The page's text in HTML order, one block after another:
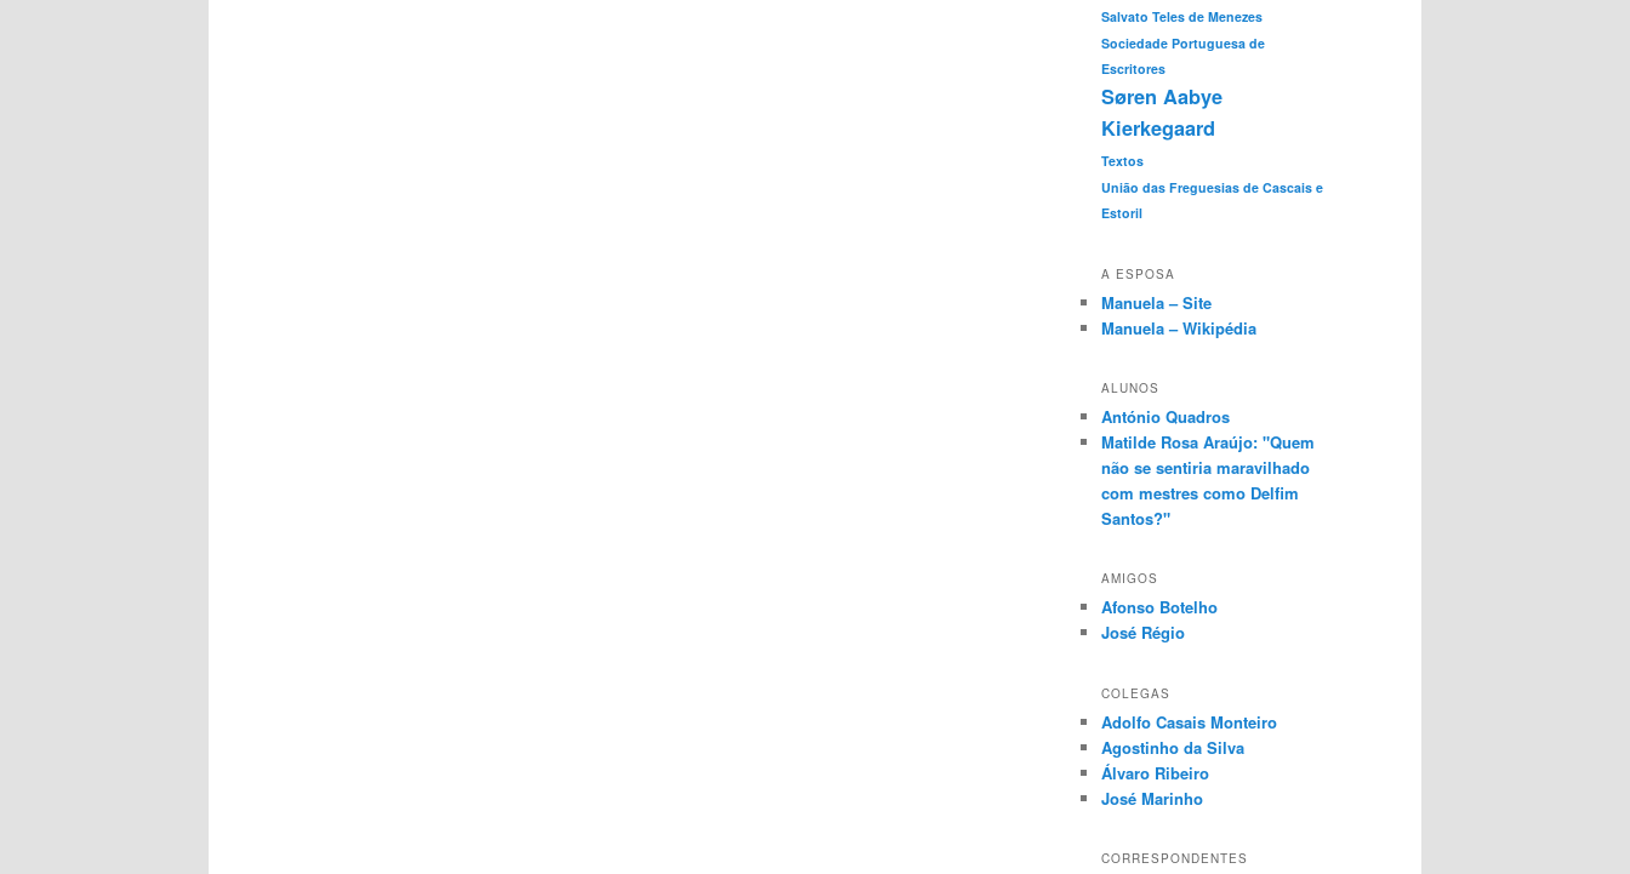
Salvato Teles de Menezes
Sociedade Portuguesa de
Escritores
Søren Aabye
Kierkegaard
Textos
União das Freguesias de Cascais e
Estoril
A ESPOSA
Manuela – Site
Manuela – Wikipédia
ALUNOS
António Quadros
Matilde Rosa Araújo: "Quem
não se sentiria maravilhado
com mestres como Delfim
Santos?"
AMIGOS
Afonso Botelho
José Régio
COLEGAS
Adolfo Casais Monteiro
Agostinho da Silva
Álvaro Ribeiro
José Marinho
CORRESPONDENTES